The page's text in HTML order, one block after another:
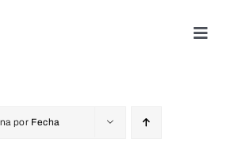
Toggle
por Fecha